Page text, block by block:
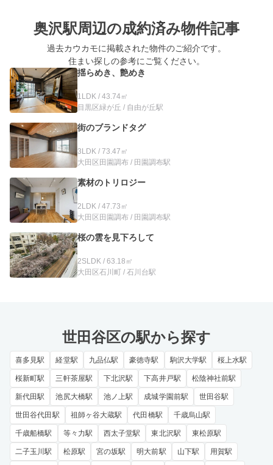
奥沢駅周辺の成約済み物件記事
過去カウカモに掲載された物件のご紹介です。
住まい探しの参考にご覧ください。
揺らめき、艶めき
1LDK / 43.74㎡
目黒区緑が丘 / 自由が丘駅
街のブランドタグ
3LDK / 73.47㎡
大田区田園調布 / 田園調布駅
素材のトリロジー
2LDK / 47.73㎡
大田区田園調布 / 田園調布駅
桜の雲を見下ろして
2SLDK / 63.18㎡
大田区石川町 / 石川台駅
世田谷区の駅から探す
喜多見駅 経堂駅 九品仏駅 豪徳寺駅 駒沢大学駅 桜上水駅
桜新町駅 三軒茶屋駅 下北沢駅 下高井戸駅 松陰神社前駅
新代田駅 池尻大橋駅 池ノ上駅 成城学園前駅 世田谷駅
世田谷代田駅 祖師ヶ谷大蔵駅 代田橋駅 千歳烏山駅
千歳船橋駅 等々力駅 西太子堂駅 東北沢駅 東松原駅
二子玉川駅 松原駅 宮の坂駅 明大前駅 山下駅 用賀駅